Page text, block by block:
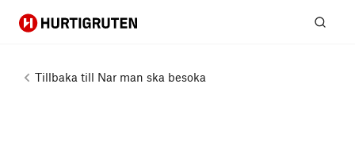
Hurtigruten
Tillbaka till Nar man ska besoka